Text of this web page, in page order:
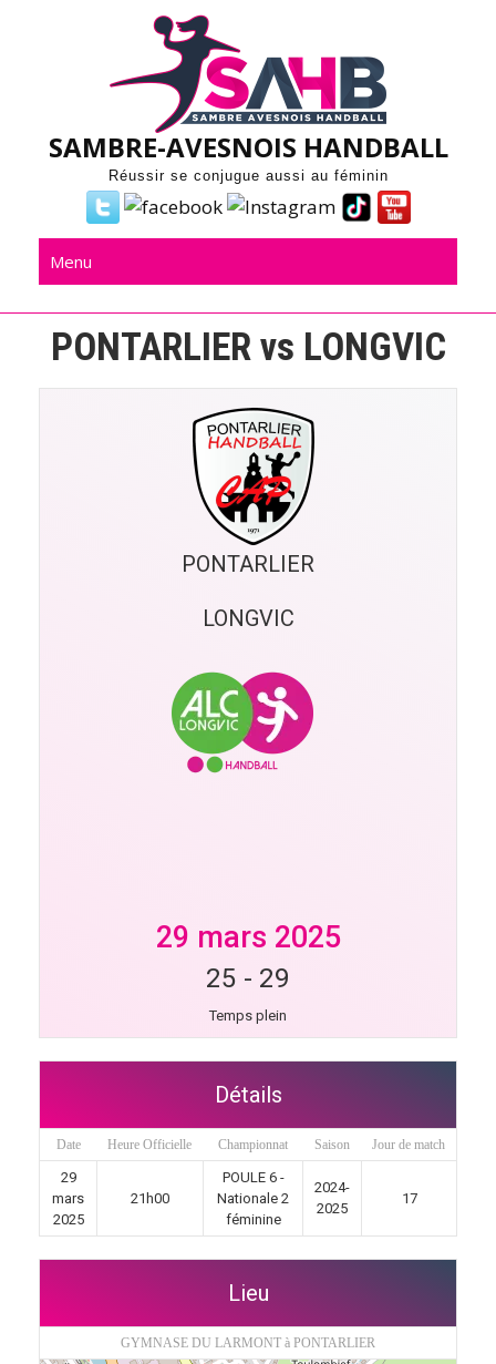
SAMBRE-AVESNOIS HANDBALL
Réussir se conjugue aussi au féminin
Menu
PONTARLIER vs LONGVIC
PONTARLIER
LONGVIC
29 mars 2025
25 - 29
Temps plein
Détails
Date Heure Officielle Championnat Saison Jour de match
29
mars
2025
21h00
POULE 6 -
Nationale 2
féminine
2024-
2025
17
Lieu
GYMNASE DU LARMONT à PONTARLIER